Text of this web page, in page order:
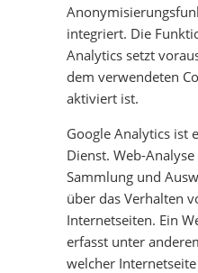
integriert. Die
Analytics setzt
dem verwendeten
aktiviert ist.
Google Analytics ist
Dienst. Web-
Sammlung und
über das Verhalten
Internetseiten. Ein
erfasst unter
welcher